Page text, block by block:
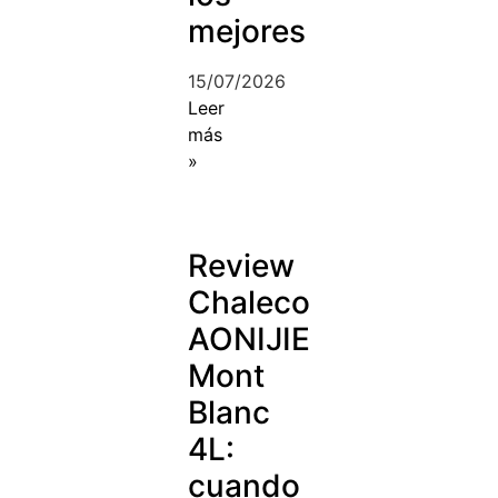
mejores
15/07/2026
Leer
más
»
Review
Chaleco
AONIJIE
Mont
Blanc
4L:
cuando